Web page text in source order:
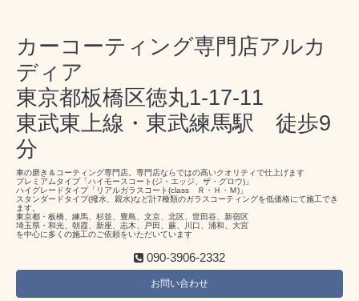
カーコーティング専門店アルカ
ディア
東京都板橋区徳丸1-17-11
東武東上線・東武練馬駅 徒歩9
分
車の磨き＆コーティング専門店。専門店ならではの高いクオリティで仕上げます
プレミアムタイプ「ハイモースコート(ジ・エッジ、ザ・グロウ)」
ハイグレードタイプ「リアルガラスコート(class Ｒ・Ｈ・Ｍ)」
スタンダードタイプ(撥水、親水)など計7種類のガラスコーティングを低価格にて施工でき
ます。
東京都・板橋、練馬、杉並、豊島、文京、北区、世田谷、新宿区
埼玉県・和光、朝霞、新座、志木、戸田、蕨、川口、浦和、大宮
を中心に多くの施工のご依頼をいただいています
090-3906-2332
お問い合わせ